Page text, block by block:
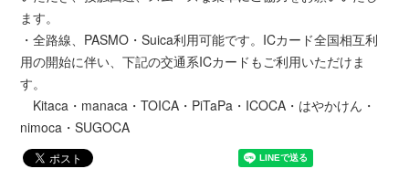
ます。
・全路線、PASMO・Suica利用可能です。ICカード全国相互利
用の開始に伴い、下記の交通系ICカードもご利用いただけま
す。
Kitaca・manaca・TOICA・PiTaPa・ICOCA・はやかけん・
nimoca・SUGOCA